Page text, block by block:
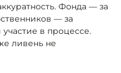
Фонда — за
— за
в процессе.
ливень не